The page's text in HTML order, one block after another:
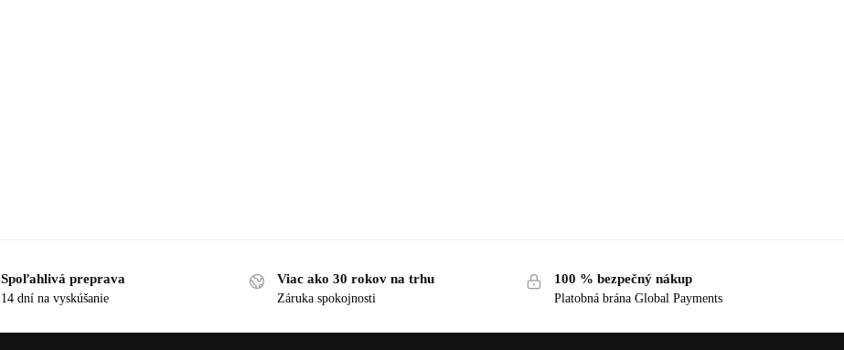
Spoľahlivá preprava
14 dní na vyskúšanie
Viac ako 30 rokov na trhu
Záruka spokojnosti
100 % bezpečný nákup
Platobná brána Global Payments